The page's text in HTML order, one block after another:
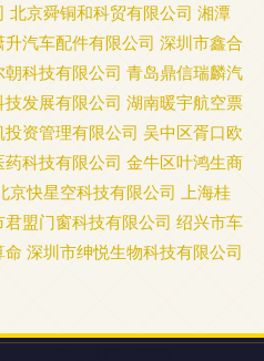
北京舜铜和科贸有限公司 湘潭
升汽车配件有限公司 深圳市鑫合
朝科技有限公司 青岛鼎信瑞麟汽
发展有限公司 湖南暖宇航空票
资管理有限公司 吴中区胥口欧
科技有限公司 金牛区叶鸿生商
京快星空科技有限公司 上海桂
君盟门窗科技有限公司 绍兴市车
命 深圳市绅悦生物科技有限公司